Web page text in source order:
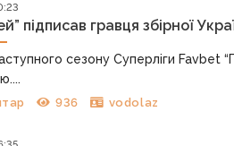
підписав гравця збірної
сезону Суперліги Favbet
936 vodolaz